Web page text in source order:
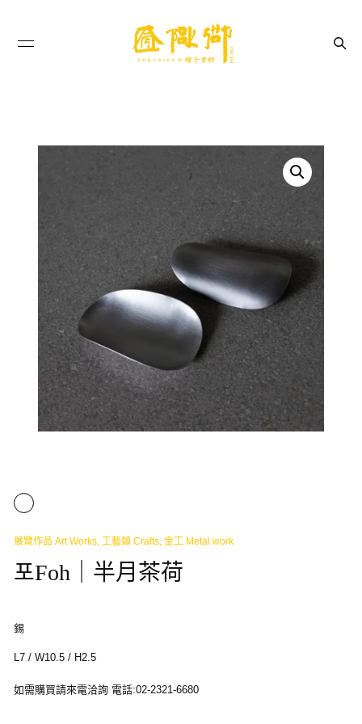
展覽作品 Art Works, 工藝類 Crafts, 金工 Metal work
포Foh｜半月茶荷
錫
L7 / W10.5 / H2.5
如需購買請來電洽詢 電話:02-2321-6680